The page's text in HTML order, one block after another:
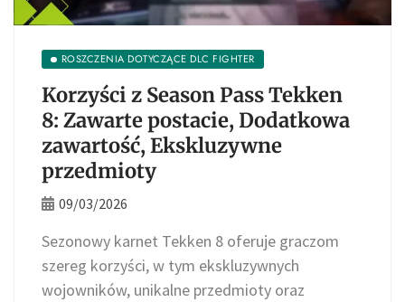
ROSZCZENIA DOTYCZĄCE DLC FIGHTER
Korzyści z Season Pass Tekken
8: Zawarte postacie, Dodatkowa
zawartość, Ekskluzywne
przedmioty
09/03/2026
Sezonowy karnet Tekken 8 oferuje graczom
szereg korzyści, w tym ekskluzywnych
wojowników, unikalne przedmioty oraz